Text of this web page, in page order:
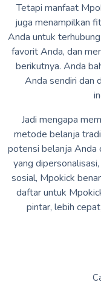
Tetapi manfaat
juga menampilkan
Anda untuk
favorit Anda, dan
berikutnya. Anda
Anda sendiri dan
Jadi mengapa
metode belanja
potensi belanja Anda
yang
sosial, Mpokick
daftar untuk
pintar, lebih